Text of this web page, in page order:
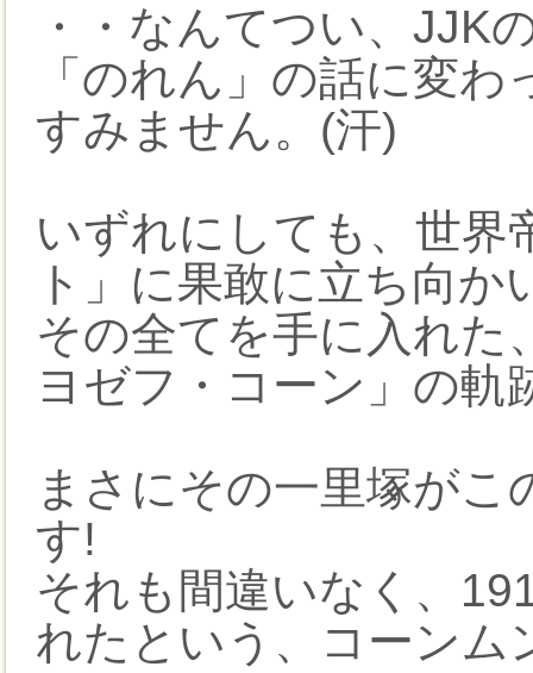
・・なんてつい、JJK
「のれん」の話に変
すみません。(汗)
いずれにしても、世界
ト」に果敢に立ち向か
その全てを手に入れた
ヨゼフ・コーン」の軌
まさにその一里塚が
す!
それも間違いなく、
れたという、コーンム